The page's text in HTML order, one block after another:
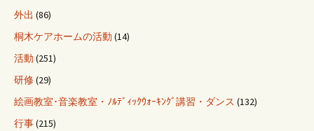
外出 (86)
桐木ケアホームの活動 (14)
活動 (251)
研修(29)
絵画教室･音楽教室・ﾉﾙﾃﾞｨｯｸｳｫｰｷﾝｸﾞ講習・ダンス (132)
行事(215)